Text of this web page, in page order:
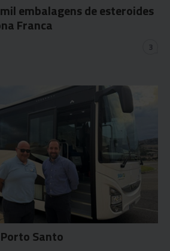
embalagens de esteroides
Franca
3
Santo